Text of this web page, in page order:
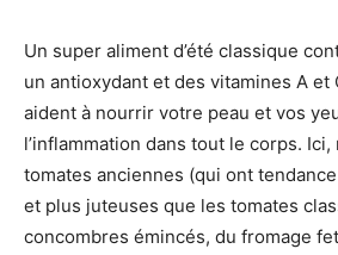
Un super aliment d’été classique
un antioxydant et des vitamines A et
aident à nourrir votre peau et vos
l’inflammation dans tout le corps.
tomates anciennes (qui ont
et plus juteuses que les tomates
concombres émincés, du fromage